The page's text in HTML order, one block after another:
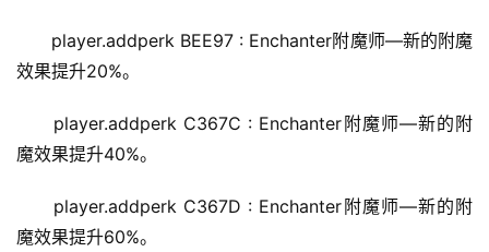
player.addperk BEE97 : Enchanter附魔师—新的附魔
效果提升20%。
player.addperk C367C : Enchanter附魔师—新的附
魔效果提升40%。
player.addperk C367D : Enchanter附魔师—新的附
魔效果提升60%。